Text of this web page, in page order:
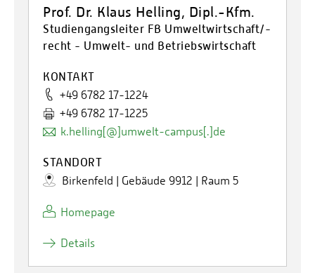
Prof. Dr. Klaus Helling, Dipl.-Kfm.
Studiengangsleiter FB Umweltwirtschaft/-
recht - Umwelt- und Betriebswirtschaft
KONTAKT
+49 6782 17-1224
+49 6782 17-1225
k.helling[@]umwelt-campus[.]de
STANDORT
Birkenfeld | Gebäude 9912 | Raum 5
Homepage
Details